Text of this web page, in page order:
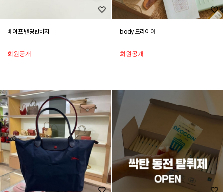
베이프 밴딩반바지
회원공개
body 드라이어
회원공개